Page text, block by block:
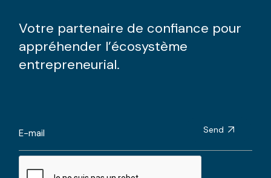
Votre partenaire de confiance pour
appréhender l’écosystème
entrepreneurial.
Send